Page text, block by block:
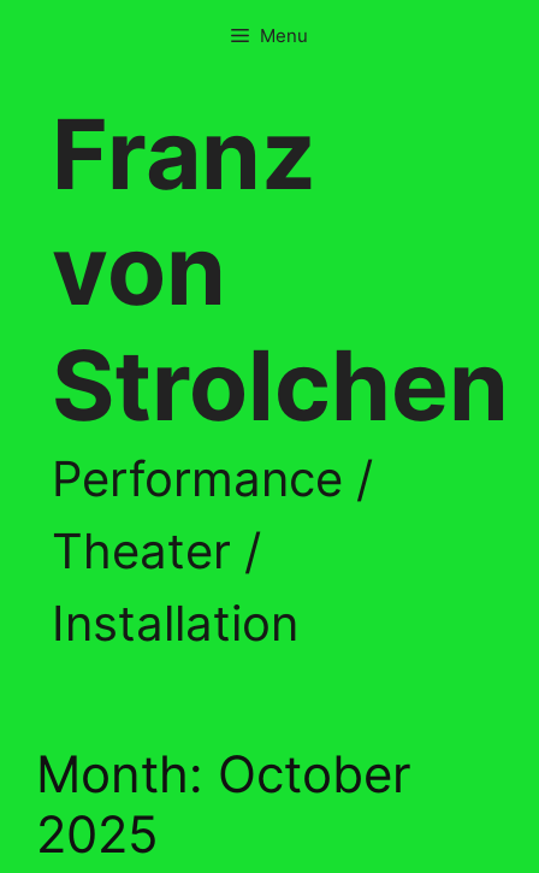
Menu
Franz
von
Strolchen
Performance /
Theater /
Installation
Month: October
2025